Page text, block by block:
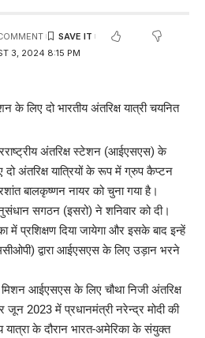
3, 2024 8:15 PM
अंतरिक्ष स्टेशन (आईएसएस) के
अंतरिक्ष यात्रियों के रूप में ग्रुप कैप्टन
बालकृष्णन नायर को चुना गया है।
सगठन (इसरो) ने शनिवार को दी।
में प्रशिक्षण दिया जायेगा और इसके बाद इन्हें
द्वारा आईएसएस के लिए उड़ान भरने
आईएसएस के लिए चौथा निजी अंतरिक्ष
जून 2023 में प्रधानमंत्री नरेन्द्र मोदी की
के दौरान भारत-अमेरिका के संयुक्त